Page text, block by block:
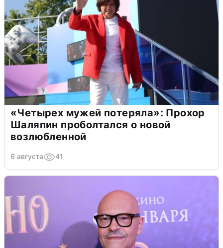
«Четырех мужей потеряла»: Прохор
Шаляпин проболтался о новой
возлюбленной
6 августа 41